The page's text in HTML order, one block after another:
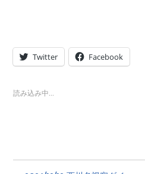
Twitter Facebook
読み込み中…